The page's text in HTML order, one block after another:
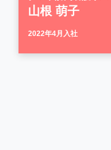
山根 萌子
2022年4月入社